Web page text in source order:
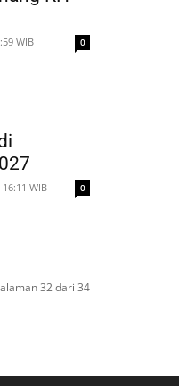
WIB 0
WIB 0
32 dari 34